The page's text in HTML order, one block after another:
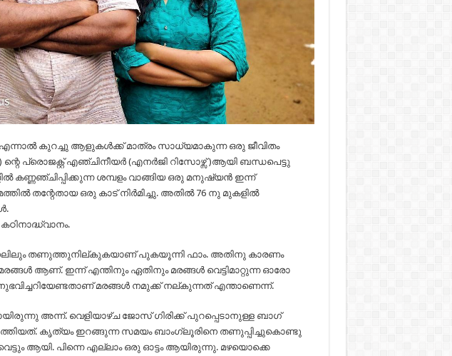
കുറച്ചു ആളുകൾക്ക് മാത്രം സാധ്യമാകുന്ന ഒരു ജീവിതം
പ്രൊജക്റ്റ് എഞ്ചിനീയർ (എനർജി റിസോഴ്സ്‌ )ആയി ബന്ധപെട്ടു
കണ്ണഞ്ചിപ്പിക്കുന്ന ശമ്പളം വാങ്ങിയ ഒരു മനുഷ്യൻ ഇന്ന്
തന്റേതായ ഒരു കാട് നിർമിച്ചു. അതിൽ 76 നു മുകളിൽ
തണുത്തുനില്കുകയാണ് പുകയൂന്നി ഫാം. അതിനു കാരണം
ആണ്. ഇന്ന് എന്തിനും ഏതിനും മരങ്ങൾ വെട്ടിമാറ്റുന്ന ഓരോ
മരങ്ങൾ നമുക്ക് നല്‌കുന്നത്‌ എന്താണെന്ന്.
അന്ന്. വെളിയാഴ്ച ജോസ് ഗിരിക്ക് പുറപ്പെടാനുള്ള ബാഗ്
കൃത്യം ഇറങ്ങുന്ന സമയം ബാംഗ്ലൂരിനെ തണുപ്പിച്ചുകൊണ്ടു
ആയി. പിന്നെ എല്ലാം ഒരു ഓട്ടം ആയിരുന്നു. മഴയൊക്കെ